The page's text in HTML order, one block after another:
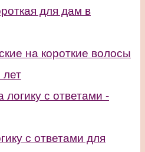
на короткие волосы
с ответами для